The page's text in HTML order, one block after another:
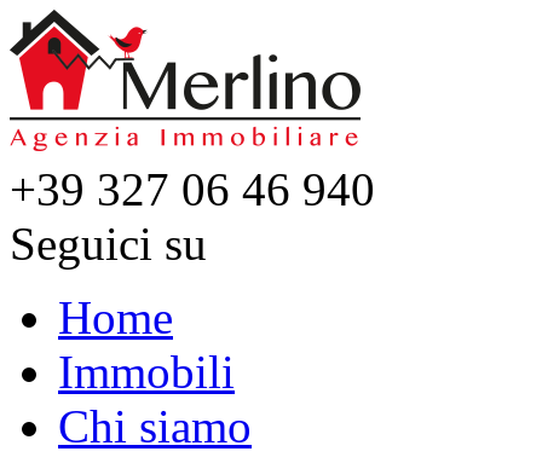
+39 327 06 46 940
Seguici su
Home
Immobili
Chi siamo